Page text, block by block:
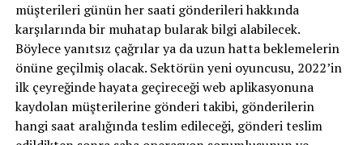
müşterileri günün her saati gönderileri hakkında
karşılarında bir muhatap bularak bilgi alabilecek.
Böylece yanıtsız çağrılar ya da uzun hatta beklemelerin
önüne geçilmiş olacak. Sektörün yeni oyuncusu, 2022’in
ilk çeyreğinde hayata geçireceği web aplikasyonuna
kaydolan müşterilerine gönderi takibi, gönderilerin
hangi saat aralığında teslim edileceği, gönderi teslim